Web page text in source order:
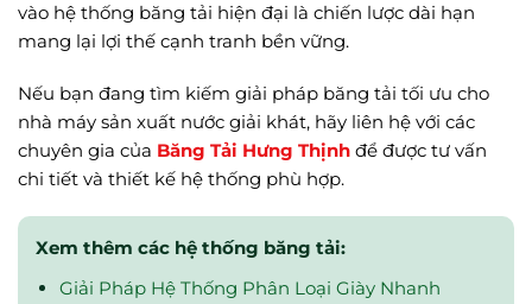
vào hệ thống băng tải hiện đại là chiến lược dài hạn
mang lại lợi thế cạnh tranh bền vững.
Nếu bạn đang tìm kiếm giải pháp băng tải tối ưu cho
nhà máy sản xuất nước giải khát, hãy liên hệ với các
chuyên gia của Băng Tải Hưng Thịnh để được tư vấn
chi tiết và thiết kế hệ thống phù hợp.
Xem thêm các hệ thống băng tải:
Giải Pháp Hệ Thống Phân Loại Giày Nhanh